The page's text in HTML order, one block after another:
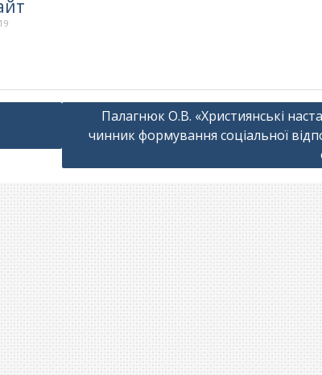
Палагнюк О.В. «Християнські
чинник формування соціальної